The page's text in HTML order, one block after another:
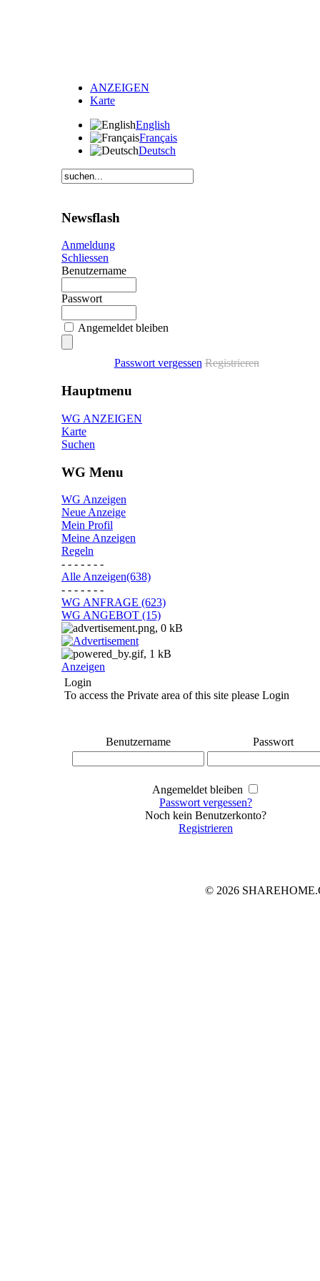
ANZEIGEN
Karte
English
Français
Deutsch
Newsflash
Anmeldung
Schliessen
Benutzername
Passwort
Angemeldet bleiben
Passwort vergessen Registrieren
Hauptmenu
WG ANZEIGEN
Karte
Suchen
WG Menu
WG Anzeigen
Neue Anzeige
Mein Profil
Meine Anzeigen
Regeln
- - - - - - -
Alle Anzeigen(638)
- - - - - - -
WG ANFRAGE (623)
WG ANGEBOT (15)
Anzeigen
Login
To access the Private area of this site please Login
Benutzername Passwort
Angemeldet bleiben
Passwort vergessen?
Noch kein Benutzerkonto?
Registrieren
© 2026